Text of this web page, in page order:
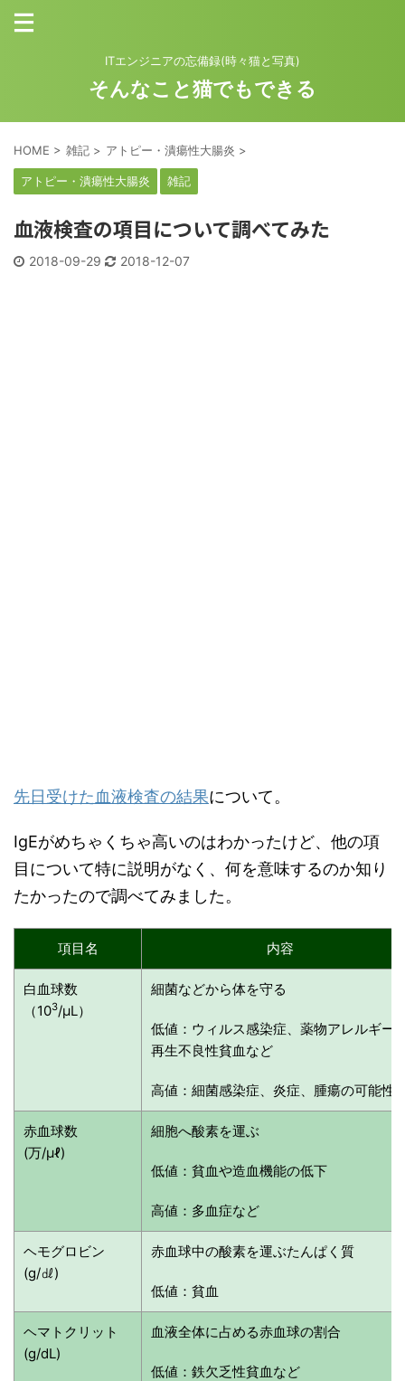
ITエンジニアの忘備録(時々猫と写真)
そんなこと猫でもできる
HOME > 雑記 > アトピー・潰瘍性大腸炎 >
アトピー・潰瘍性大腸炎 雑記
血液検査の項目について調べてみた
2018-09-29 2018-12-07
先日受けた血液検査の結果について。
IgEがめちゃくちゃ高いのはわかったけど、他の項
目について特に説明がなく、何を意味するのか知り
たかったので調べてみました。
項目名 内容
白血球数
（103/μL）
細菌などから体を守る
低値：ウィルス感染症、薬物アレルギー
再生不良性貧血など
高値：細菌感染症、炎症、腫瘍の可能性
赤血球数
(万/μℓ)
細胞へ酸素を運ぶ
低値：貧血や造血機能の低下
高値：多血症など
ヘモグロビン
(g/㎗)
赤血球中の酸素を運ぶたんぱく質
低値：貧血
ヘマトクリット
(g/dL)
血液全体に占める赤血球の割合
低値：鉄欠乏性貧血など